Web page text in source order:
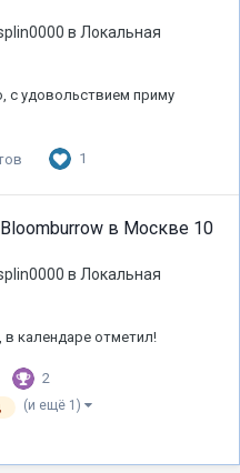
в Локальная
удовольствием приму
1
в Москве 10
в Локальная
календаре отметил!
2
(и ещё 1)